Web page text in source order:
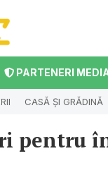
PARTENERI
CASĂ ȘI GRĂDINĂ
pentru